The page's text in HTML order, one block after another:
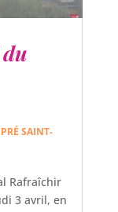
SAINT-
Rafraîchir
3 avril, en